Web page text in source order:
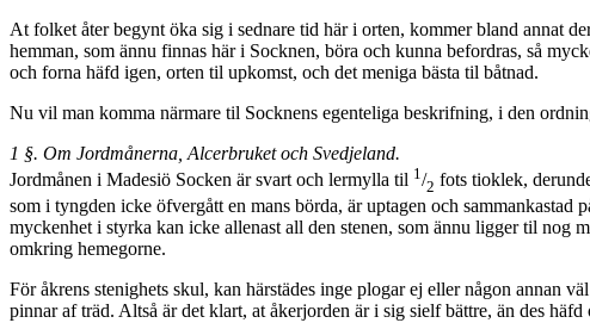
At folket åter begynt öka sig i sednare tid här i orten, kommer bland annat
hemman, som ännu finnas här i Socknen, böra och kunna befordras, så
och forna häfd igen, orten til upkomst, och det meniga bästa til båtnad.
Nu vil man komma närmare til Socknens egenteliga beskrifning, i den
1 §. Om Jordmånerna, Alcerbruket och Svedjeland.
Jordmånen i Madesiö Socken är svart och lermylla til 1 /2 fots tioklek,
som i tyngden icke öfvergått en mans börda, är uptagen och
mycken­het i styrka kan icke allenast all den stenen, som ännu ligger til nog
omkring hemegorne.
För åkrens stenighets skul, kan härstädes inge plogar ej eller någon annan
pinnar af träd. Altså är det klart, at åkerjorden är i sig sielf bättre, än des